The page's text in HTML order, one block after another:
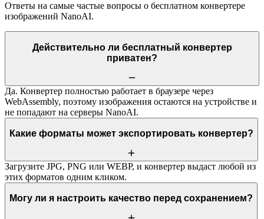
Ответы на самые частые вопросы о бесплатном конвертере
изображений NanoAI.
Действительно ли бесплатный конвертер
приватен?
Да. Конвертер полностью работает в браузере через
WebAssembly, поэтому изображения остаются на устройстве и
не попадают на серверы NanoAI.
Какие форматы может экспортировать конвертер?
Загрузите JPG, PNG или WEBP, и конвертер выдаст любой из
этих форматов одним кликом.
Могу ли я настроить качество перед сохранением?